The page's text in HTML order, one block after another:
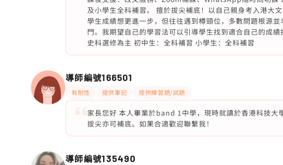
及小學生全科補習。 擅於拔尖補底！以自己親身考入港大
學生成績想更進一步，但往往遇到樽頸位，多數問題根源
門。我期望自己的學習法可以引導學生找到適合自己的成
史科選修為主 初中生：全科補習 小學生：全科補習
導師編號166501
有耐性 提供筆記 提供練習題/試題
家長您好 本人畢業於band 1中學，現時就讀於香港科技
拔尖亦可補底。如果合適歡迎聯繫我！
導師編號135490